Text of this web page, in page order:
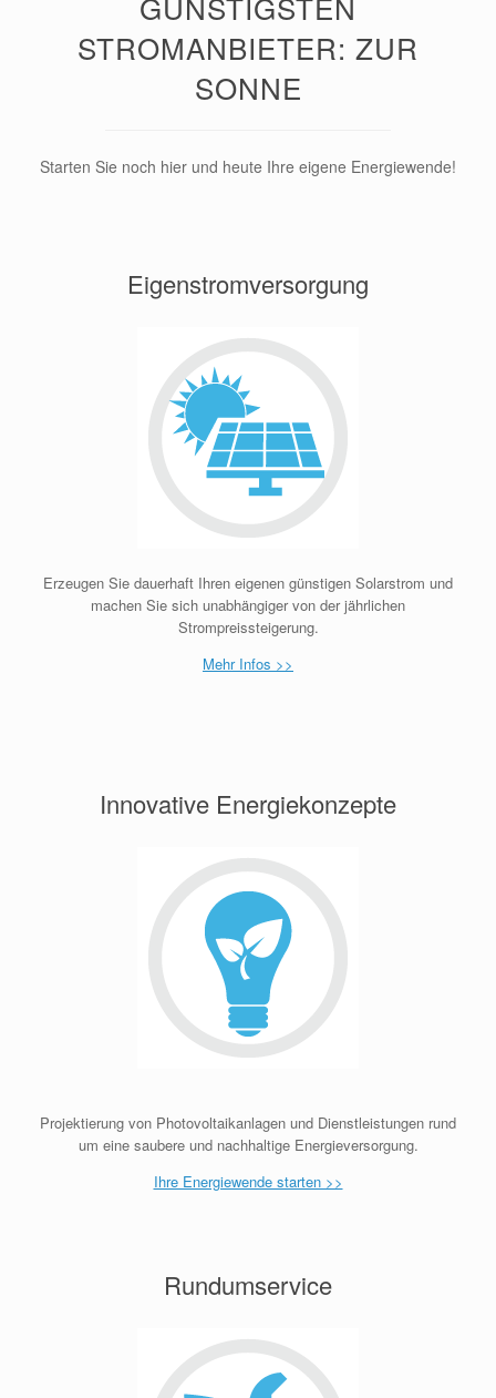
STROMANBIETER: ZUR
SONNE
Starten Sie noch hier und heute Ihre eigene Energiewende!
Eigenstromversorgung
Erzeugen Sie dauerhaft Ihren eigenen günstigen Solarstrom und
machen Sie sich unabhängiger von der jährlichen
Strompreissteigerung.
Mehr Infos >>
Innovative Energiekonzepte
Projektierung von Photovoltaikanlagen und Dienstleistungen rund
um eine saubere und nachhaltige Energieversorgung.
Ihre Energiewende starten >>
Rundumservice